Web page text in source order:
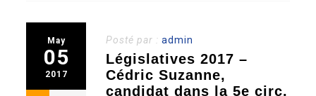
May
05
2017
Posté par :admin
Législatives 2017 –
Cédric Suzanne,
candidat dans la 5e circ.